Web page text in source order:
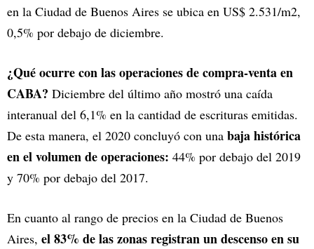
en la Ciudad de Buenos Aires se ubica en US$ 2.531/m2,
0,5% por debajo de diciembre.
¿Qué ocurre con las operaciones de compra-venta en
CABA? Diciembre del último año mostró una caída
interanual del 6,1% en la cantidad de escrituras emitidas.
De esta manera, el 2020 concluyó con una baja histórica
en el volumen de operaciones: 44% por debajo del 2019
y 70% por debajo del 2017.
En cuanto al rango de precios en la Ciudad de Buenos
Aires, el 83% de las zonas registran un descenso en su